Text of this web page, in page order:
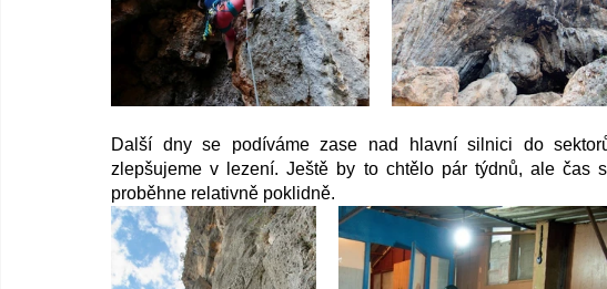
Další dny se podíváme zase nad hlavní silnici do
zlepšujeme v lezení. Ještě by to chtělo pár týdnů, ale čas
proběhne relativně poklidně.